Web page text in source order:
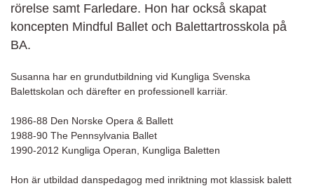
rörelse samt Farledare. Hon har också skapat
koncepten Mindful Ballet och Balettartrosskola på
BA.
Susanna har en grundutbildning vid Kungliga Svenska
Balettskolan och därefter en professionell karriär.
1986-88 Den Norske Opera & Ballett
1988-90 The Pennsylvania Ballet
1990-2012 Kungliga Operan, Kungliga Baletten
Hon är utbildad danspedagog med inriktning mot klassisk balett